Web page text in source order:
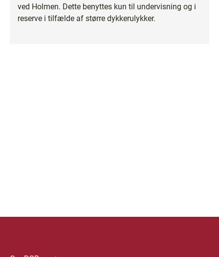
ved Holmen. Dette benyttes kun til undervisning og i
reserve i tilfælde af større dykkerulykker.